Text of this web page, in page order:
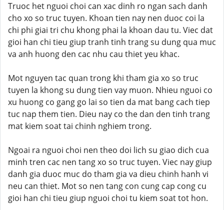
Truoc het nguoi choi can xac dinh ro ngan sach danh
cho xo so truc tuyen. Khoan tien nay nen duoc coi la
chi phi giai tri chu khong phai la khoan dau tu. Viec dat
gioi han chi tieu giup tranh tinh trang su dung qua muc
va anh huong den cac nhu cau thiet yeu khac.
Mot nguyen tac quan trong khi tham gia xo so truc
tuyen la khong su dung tien vay muon. Nhieu nguoi co
xu huong co gang go lai so tien da mat bang cach tiep
tuc nap them tien. Dieu nay co the dan den tinh trang
mat kiem soat tai chinh nghiem trong.
Ngoai ra nguoi choi nen theo doi lich su giao dich cua
minh tren cac nen tang xo so truc tuyen. Viec nay giup
danh gia duoc muc do tham gia va dieu chinh hanh vi
neu can thiet. Mot so nen tang con cung cap cong cu
gioi han chi tieu giup nguoi choi tu kiem soat tot hon.